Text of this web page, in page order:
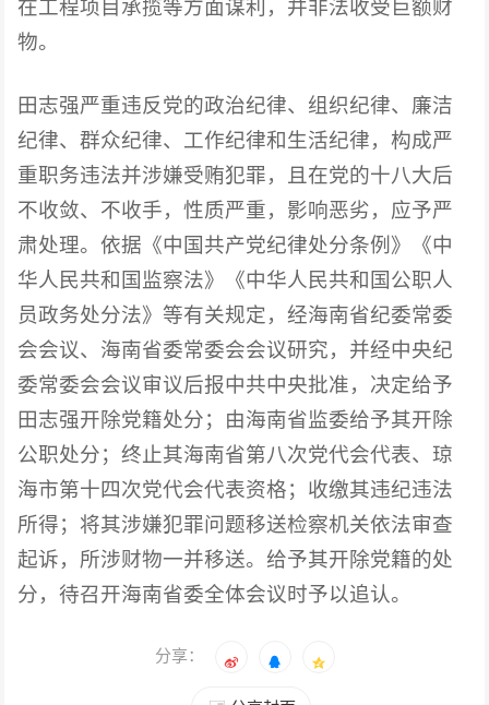
在工程项目承揽等方面谋利，并非法收受巨额财
物。
田志强严重违反党的政治纪律、组织纪律、廉洁
纪律、群众纪律、工作纪律和生活纪律，构成严
重职务违法并涉嫌受贿犯罪，且在党的十八大后
不收敛、不收手，性质严重，影响恶劣，应予严
肃处理。依据《中国共产党纪律处分条例》《中
华人民共和国监察法》《中华人民共和国公职人
员政务处分法》等有关规定，经海南省纪委常委
会会议、海南省委常委会会议研究，并经中央纪
委常委会会议审议后报中共中央批准，决定给予
田志强开除党籍处分；由海南省监委给予其开除
公职处分；终止其海南省第八次党代会代表、琼
海市第十四次党代会代表资格；收缴其违纪违法
所得；将其涉嫌犯罪问题移送检察机关依法审查
起诉，所涉财物一并移送。给予其开除党籍的处
分，待召开海南省委全体会议时予以追认。
分享：